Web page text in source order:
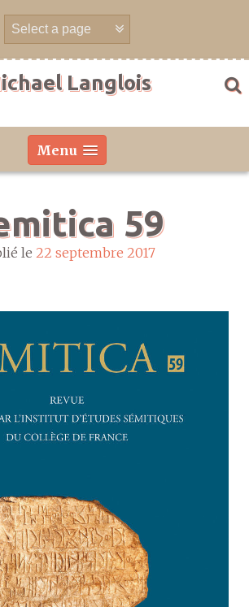
Langlois
Menu
59
le 22 septembre 2017